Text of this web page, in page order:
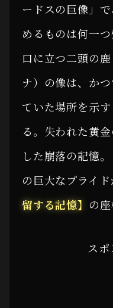
ードスの巨像」
めるものは何一
口に立つ二頭の
ナ）の像は、か
ていた場所を示
る。失われた黄
した崩落の記憶
の巨大なプライ
留する記憶】 の座
ス